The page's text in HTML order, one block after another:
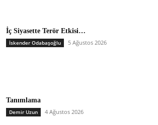
İç Siyasette Terör Etkisi…
İskender Odabaşoğlu 5 Ağustos 2026
Tanımlama
Demir Uzun 4 Ağustos 2026